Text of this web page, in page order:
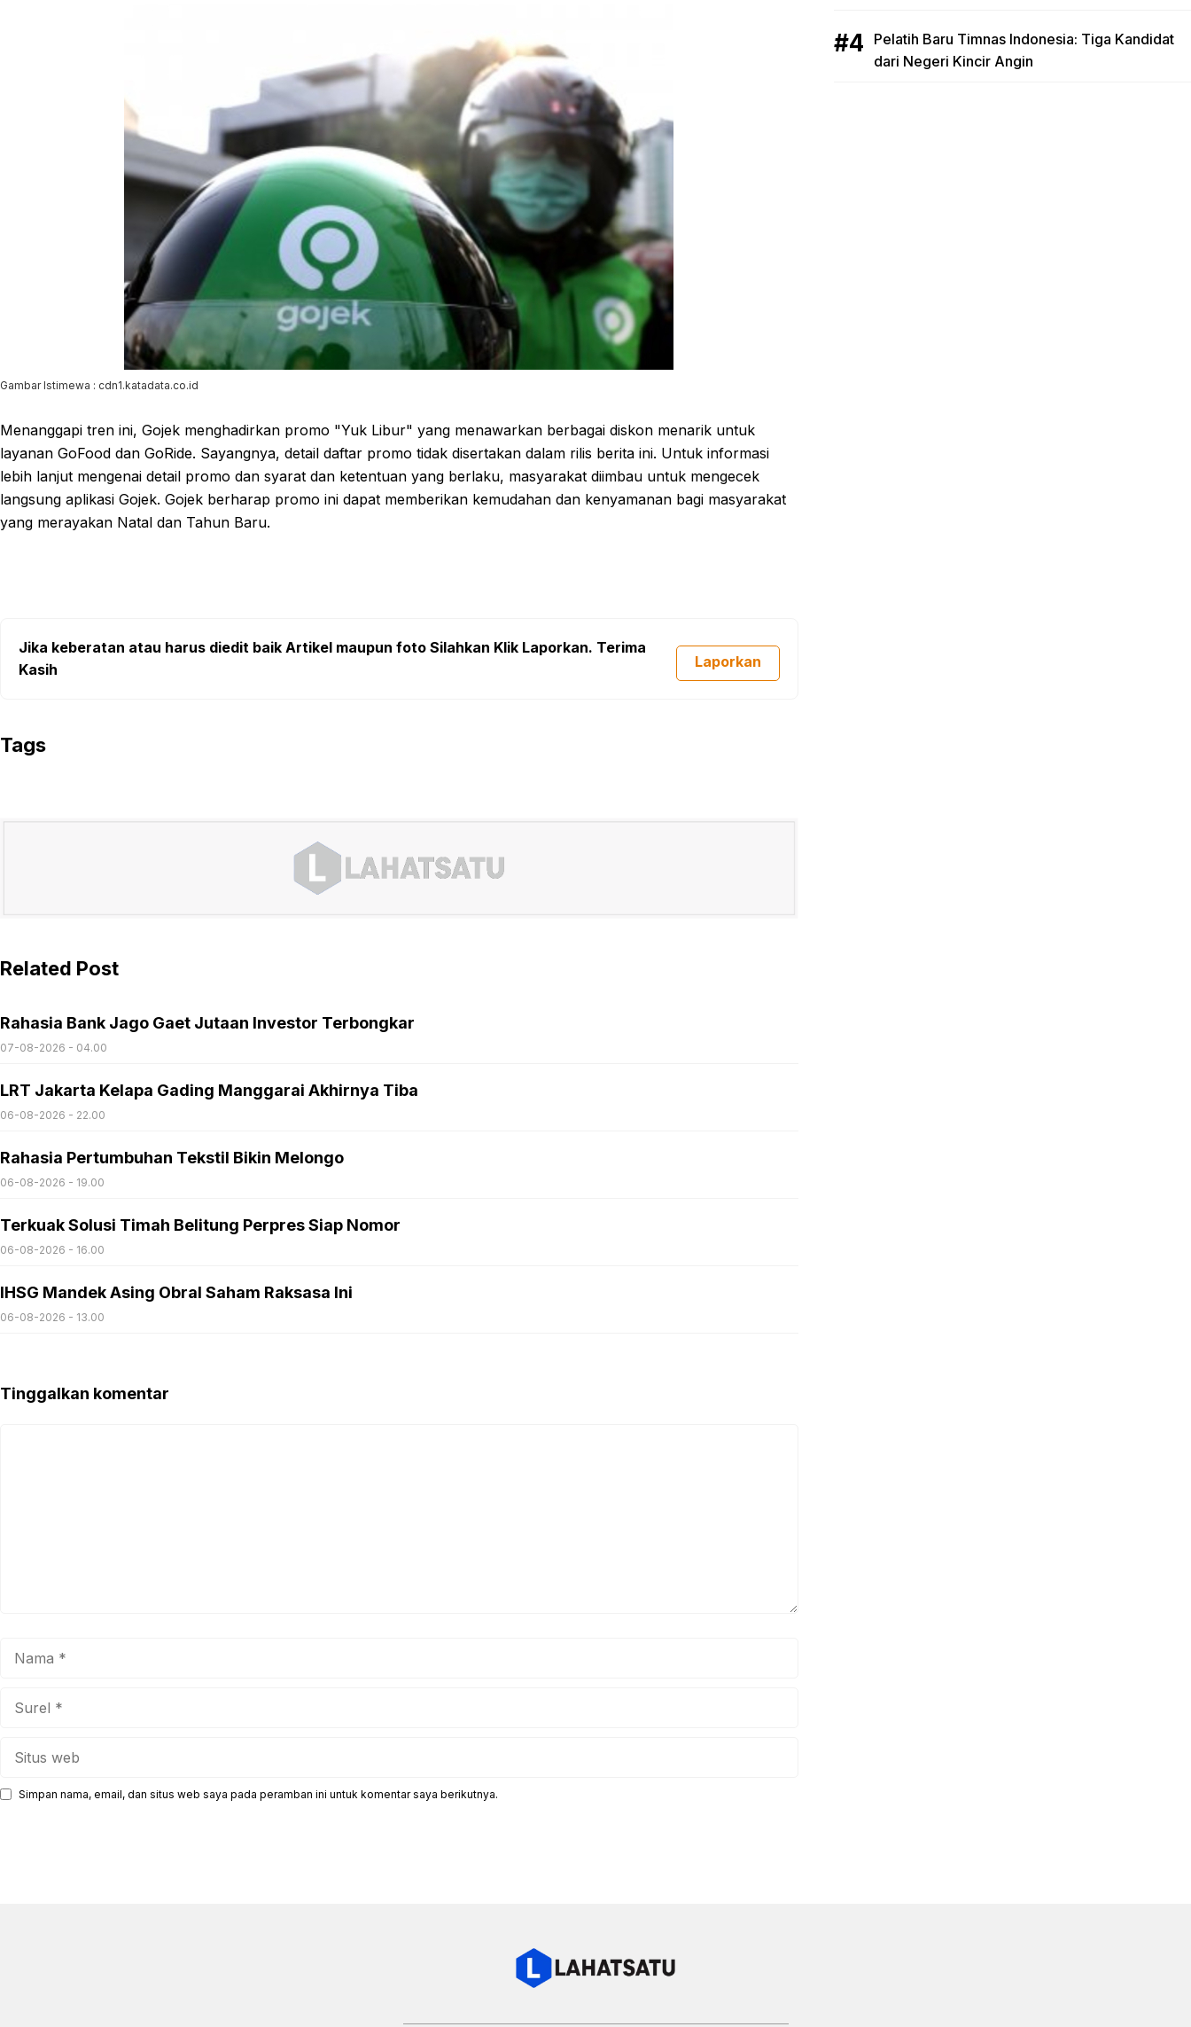
Gambar Istimewa : cdn1.katadata.co.id
Menanggapi tren ini, Gojek menghadirkan promo "Yuk Libur" yang menawarkan berbagai diskon menarik untuk
layanan GoFood dan GoRide. Sayangnya, detail daftar promo tidak disertakan dalam rilis berita ini. Untuk informasi
lebih lanjut mengenai detail promo dan syarat dan ketentuan yang berlaku, masyarakat diimbau untuk mengecek
langsung aplikasi Gojek. Gojek berharap promo ini dapat memberikan kemudahan dan kenyamanan bagi masyarakat
yang merayakan Natal dan Tahun Baru.
Jika keberatan atau harus diedit baik Artikel maupun foto Silahkan Klik Laporkan. Terima
Kasih
Laporkan
Tags
Related Post
Rahasia Bank Jago Gaet Jutaan Investor Terbongkar
07-08-2026 - 04.00
LRT Jakarta Kelapa Gading Manggarai Akhirnya Tiba
06-08-2026 - 22.00
Rahasia Pertumbuhan Tekstil Bikin Melongo
06-08-2026 - 19.00
Terkuak Solusi Timah Belitung Perpres Siap Nomor
06-08-2026 - 16.00
IHSG Mandek Asing Obral Saham Raksasa Ini
06-08-2026 - 13.00
Tinggalkan komentar
Simpan nama, email, dan situs web saya pada peramban ini untuk komentar saya berikutnya.
Pelatih Baru Timnas Indonesia: Tiga Kandidat
dari Negeri Kincir Angin